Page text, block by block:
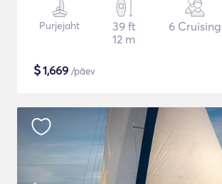
Purjejaht
39 ft
12 m
6 Cruising
$1,669 /päev